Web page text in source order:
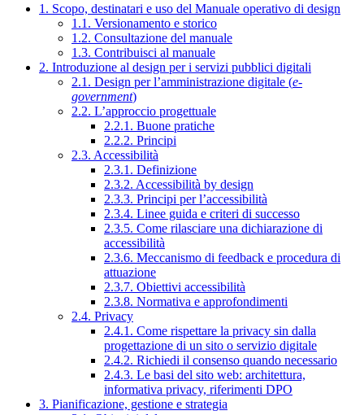
1. Scopo, destinatari e uso del Manuale operativo di design
1.1. Versionamento e storico
1.2. Consultazione del manuale
1.3. Contribuisci al manuale
2. Introduzione al design per i servizi pubblici digitali
2.1. Design per l’amministrazione digitale (e-
government)
2.2. L’approccio progettuale
2.2.1. Buone pratiche
2.2.2. Principi
2.3. Accessibilità
2.3.1. Definizione
2.3.2. Accessibilità by design
2.3.3. Principi per l’accessibilità
2.3.4. Linee guida e criteri di successo
2.3.5. Come rilasciare una dichiarazione di
accessibilità
2.3.6. Meccanismo di feedback e procedura di
attuazione
2.3.7. Obiettivi accessibilità
2.3.8. Normativa e approfondimenti
2.4. Privacy
2.4.1. Come rispettare la privacy sin dalla
progettazione di un sito o servizio digitale
2.4.2. Richiedi il consenso quando necessario
2.4.3. Le basi del sito web: architettura,
informativa privacy, riferimenti DPO
3. Pianificazione, gestione e strategia